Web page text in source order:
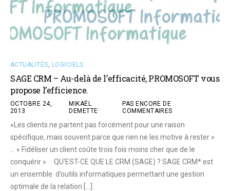
ACTUALITÉS LOGICIELS
SAGE CRM – Au-delà de l’efficacité, PROMOSOFT vous
propose l’efficience.
OCTOBRE 24,
2013
MIKAËL
DEMETTE
PAS ENCORE DE
COMMENTAIRES
«Les clients ne partent pas forcément pour une raison
spécifique, mais souvent parce que rien ne les motive à rester »
… « Fidéliser un client coûte trois fois moins cher que de le
conquérir » QU’EST-CE QUE LE CRM (SAGE) ? SAGE CRM* est
un ensemble d’outils informatiques permettant une gestion
optimale de la relation […]